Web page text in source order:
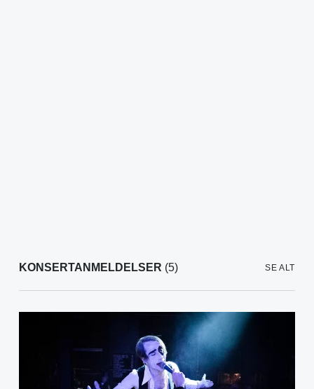
KONSERTANMELDELSER (5) SE ALT